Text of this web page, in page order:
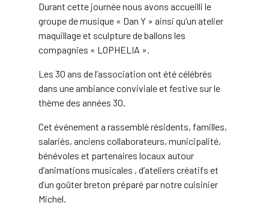
Durant cette journée nous avons accueilli le
groupe de musique « Dan Y » ainsi qu’un atelier
maquillage et sculpture de ballons les
compagnies « LOPHELIA ».
Les 30 ans de l’association ont été célébrés
dans une ambiance conviviale et festive sur le
thème des années 30.
Cet événement a rassemblé résidents, familles,
salariés, anciens collaborateurs, municipalité,
bénévoles et partenaires locaux autour
d’animations musicales , d’ateliers créatifs et
d’un goûter breton préparé par notre cuisinier
Michel.